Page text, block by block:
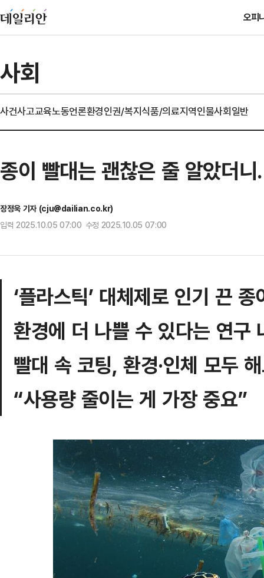
오피
사회
사건사고교육노동언론환경인권/복지식품/의료지역인물사회일반
종이 빨대는 괜찮은 줄 알았더
장정욱 기자 (cju@dailian.co.kr)
입력 2025.10.05 07:00 수정 2025.10.05 07:00
‘플라스틱’ 대체제로 인기 끈 종
환경에 더 나쁠 수 있다는 연구
빨대 속 코팅, 환경·인체 모두
“사용량 줄이는 게 가장 중요”